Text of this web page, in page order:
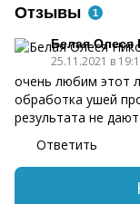
Отзывы 1
Белая Олеся
25.11.2021 в
очень любим этот
обработка ушей
результата не дают
Ответить